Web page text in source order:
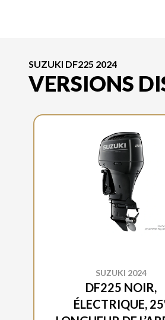
SUZUKI DF225 2024
VERSIONS
SUZUKI 2024
DF225 NOIR,
ÉLECTRIQUE,